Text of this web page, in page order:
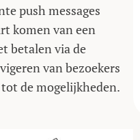
push messages
komen van een
betalen via de
van bezoekers
de mogelijkheden.